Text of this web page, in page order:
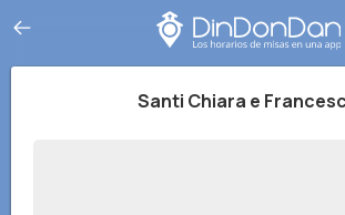
Santi Chiara e